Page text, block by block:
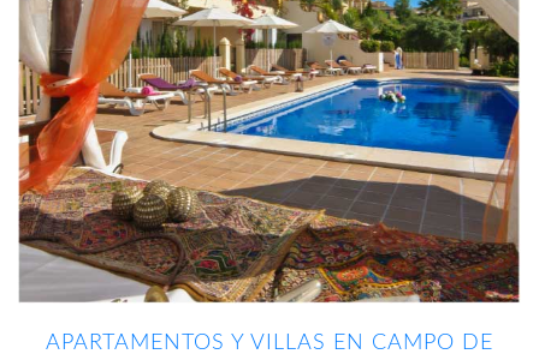
APARTAMENTOS Y VILLAS EN CAMPO DE